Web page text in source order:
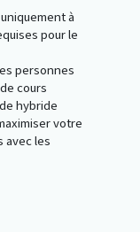
à
pour le
personnes
cours
hybride
votre
avec les